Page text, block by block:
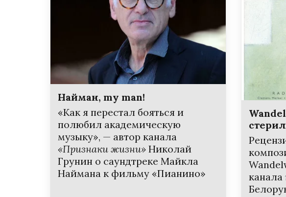
Найман, my man!
«Как я перестал бояться и
полюбил академическую
музыку», — автор канала
«Признаки жизни» Николай
Грунин о саундтреке Майкла
Наймана к фильму «Пианино»
канала